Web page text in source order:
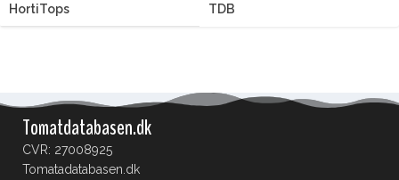
HortiTops TDB
Tomatdatabasen.dk
CVR: 27008925
Tomatadatabasen.dk